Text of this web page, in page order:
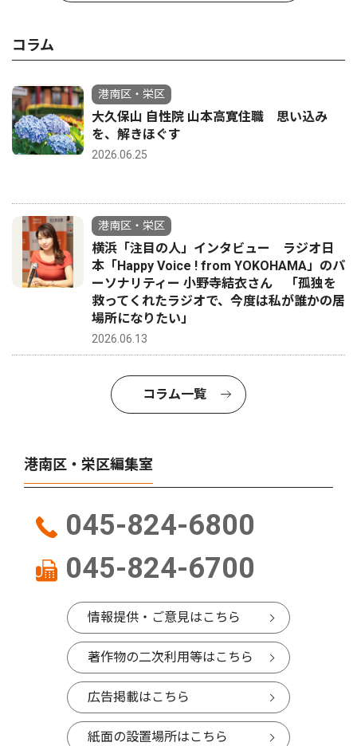
コラム
港南区・栄区
大久保山 自性院 山本高寛住職 思い込み
を、解きほぐす
2026.06.25
港南区・栄区
横浜「注目の人」インタビュー ラジオ日
本「Happy Voice ! from YOKOHAMA」のパ
ーソナリティー 小野寺結衣さん 「孤独を
救ってくれたラジオで、今度は私が誰かの居
場所になりたい」
2026.06.13
コラム一覧
港南区・栄区編集室
045-824-6800
045-824-6700
情報提供・ご意見はこちら
著作物の二次利用等はこちら
広告掲載はこちら
紙面の設置場所はこちら